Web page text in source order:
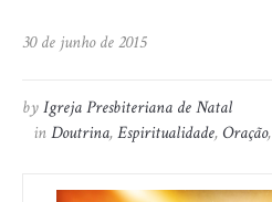
30 de junho de 2015
byIgreja Presbiteriana de Natal
inDoutrina,Espiritualidade, Oração,